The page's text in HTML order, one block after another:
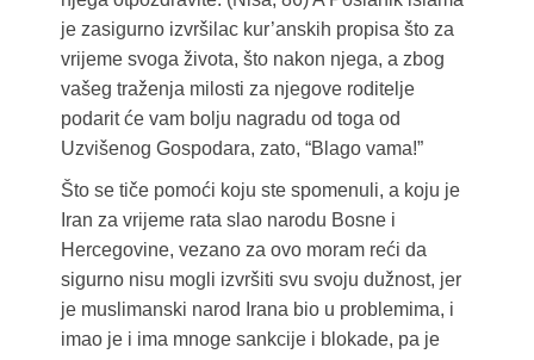
je zasigurno izvršilac kur’anskih propisa što za
vrijeme svoga života, što nakon njega, a zbog
vašeg traženja milosti za njegove roditelje
podarit će vam bolju nagradu od toga od
Uzvišenog Gospodara, zato, “Blago vama!”
Što se tiče pomoći koju ste spomenuli, a koju je
Iran za vrijeme rata slao narodu Bosne i
Hercegovine, vezano za ovo moram reći da
sigurno nisu mogli izvršiti svu svoju dužnost, jer
je muslimanski narod Irana bio u problemima, i
imao je i ima mnoge sankcije i blokade, pa je